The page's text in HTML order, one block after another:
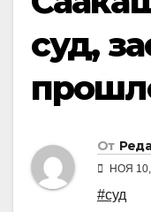
суд,
От
НОЯ
#суд